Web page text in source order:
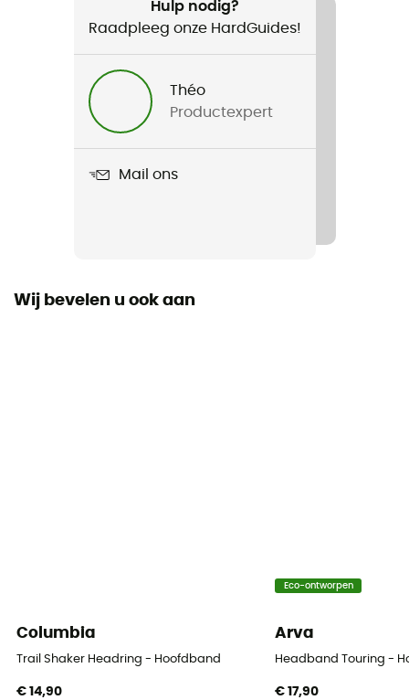
Wandelen / Trailrunning
Heren / Dames
Hulp nodig?
Raadpleeg onze HardGuides!
Théo
Productexpert
Mail ons
Wij bevelen u ook aan
Columbia
Trail Shaker Headring - Hoofdband
€ 14,90
Eco-ontworpen
Arva
Headband Touring -
€ 17,90